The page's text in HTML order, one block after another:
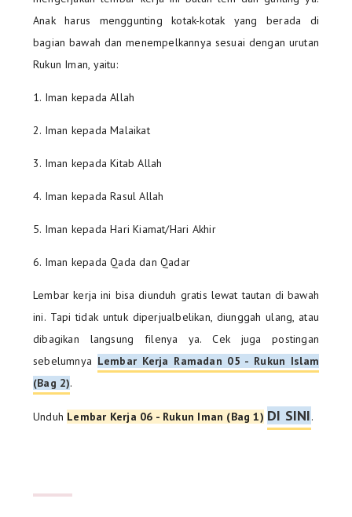
Anak harus menggunting kotak-kotak yang berada di
bagian bawah dan menempelkannya sesuai dengan urutan
Rukun Iman, yaitu:
1. Iman kepada Allah
2. Iman kepada Malaikat
3. Iman kepada Kitab Allah
4. Iman kepada Rasul Allah
5. Iman kepada Hari Kiamat/Hari Akhir
6. Iman kepada Qada dan Qadar
Lembar kerja ini bisa diunduh gratis lewat tautan di bawah
ini. Tapi tidak untuk diperjualbelikan, diunggah ulang, atau
dibagikan langsung filenya ya. Cek juga postingan
sebelumnya Lembar Kerja Ramadan 05 - Rukun Islam
(Bag 2).
Unduh Lembar Kerja 06 - Rukun Iman (Bag 1) DI SINI.